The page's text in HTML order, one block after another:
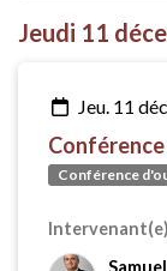
Jeudi 11
jeu. 11
Conférence